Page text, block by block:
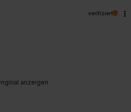
anzeigen
verifiziert